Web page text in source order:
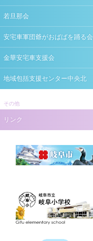
若旦那会
安宅車軍団爺がおばばを踊る会
金華安宅車支援会
地域包括支援センター中央北
その他
リンク